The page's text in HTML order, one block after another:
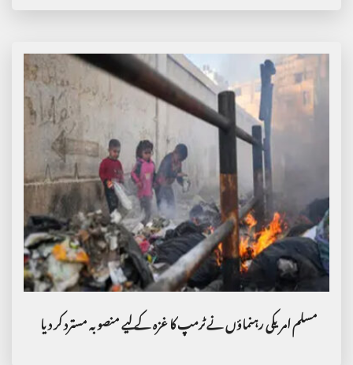
مسلم امریکی رہنماؤں نے ٹرمپ کا غزہ کے لیے منصوبہ مسترد کر دیا